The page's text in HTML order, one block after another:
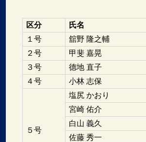
区分 氏名
１号
舘野 隆之輔
２号
甲斐 嘉晃
３号
德地 直子
４号
小林 志保
５号
塩尻 かおり
宮崎 佑介
白山 義久
佐藤 秀⼀